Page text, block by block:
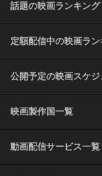
話題の映画ランキング
定額配信中の映画ラ
公開予定の映画スケジ
映画製作国一覧
動画配信サービス一覧